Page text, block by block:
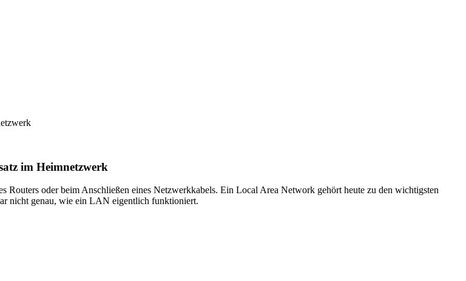
im Heimnetzwerk
oder beim Anschließen eines Netzwerkkabels. Ein Local Area Network gehört heute zu den wichtigsten
nicht genau, wie ein LAN eigentlich funktioniert.